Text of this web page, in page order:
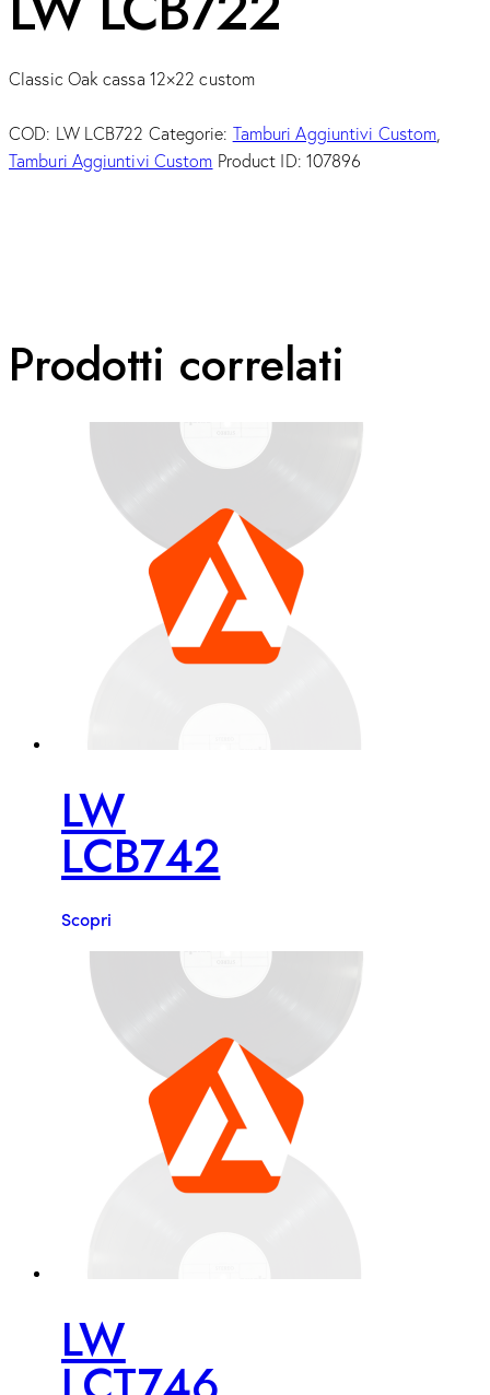
Classic Oak cassa 12×22 custom
COD: LW LCB722 Categorie: Tamburi Aggiuntivi Custom,
Tamburi Aggiuntivi Custom Product ID: 107896
Prodotti correlati
LW
LCB742
Scopri
LW